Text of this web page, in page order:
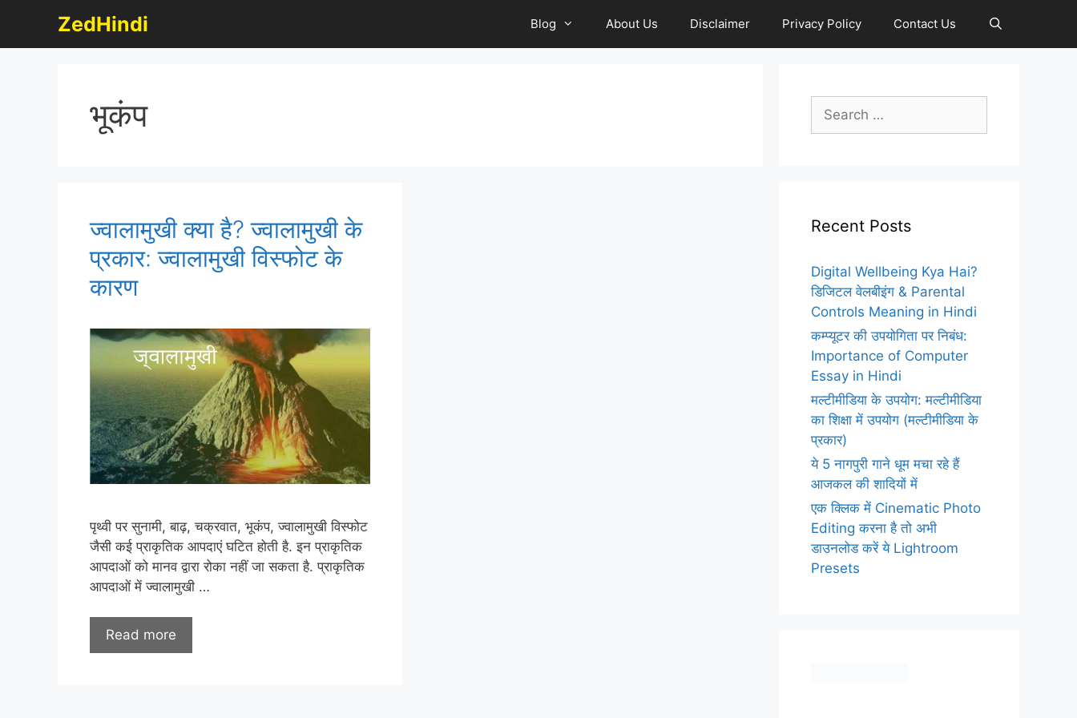
content
ZedHindi Blog About Us Disclaimer Privacy Policy Contact Us
भूकंप
ज्वालामुखी क्या है? ज्वालामुखी के
प्रकार: ज्वालामुखी विस्फोट के
कारण
पृथ्वी पर सुनामी, बाढ़, चक्रवात, भूकंप, ज्वालामुखी विस्फोट
जैसी कई प्राकृतिक आपदाएं घटित होती है. इन प्राकृतिक
आपदाओं को मानव द्वारा रोका नहीं जा सकता है. प्राकृतिक
आपदाओं में ज्वालामुखी …
Read more
Search
for:
Recent Posts
Digital Wellbeing Kya Hai?
डिजिटल वेलबीइंग & Parental
Controls Meaning in Hindi
कम्प्यूटर की उपयोगिता पर निबंध:
Importance of Computer
Essay in Hindi
मल्टीमीडिया के उपयोग: मल्टीमीडिया
का शिक्षा में उपयोग (मल्टीमीडिया के
प्रकार)
ये 5 नागपुरी गाने धूम मचा रहे हैं
आजकल की शादियों में
एक क्लिक में Cinematic Photo
Editing करना है तो अभी
डाउनलोड करें ये Lightroom
Presets